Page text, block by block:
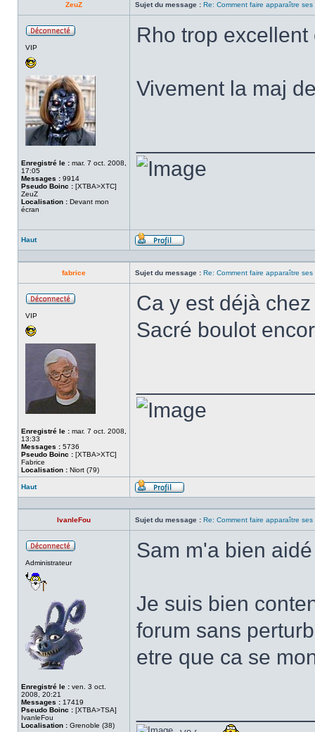
ZeuZ Sujet du message : Re: Comment faire apparaître ses
VIP
Enregistré le : mar. 7 oct. 2008,
17:05
Messages : 9914
Pseudo Boinc : [XTBA>XTC]
ZeuZ
Localisation : Devant mon
écran
Rho trop
Vivement la maj
Haut
Profil
fabrice Sujet du message : Re: Comment faire apparaître ses
VIP
Enregistré le : mar. 7 oct. 2008,
13:33
Messages : 5736
Pseudo Boinc : [XTBA>XTC]
Fabrice
Localisation : Niort (79)
Ca y est déjà
Sacré boulot
Haut
Profil
IvanleFou Sujet du message : Re: Comment faire apparaître ses
Administrateur
Enregistré le : ven. 3 oct.
2008, 20:21
Messages : 17419
Pseudo Boinc : [XTBA>TSA]
IvanleFou
Localisation : Grenoble (38)
Sam m'a bien
Je suis bien
forum sans
etre que ca se